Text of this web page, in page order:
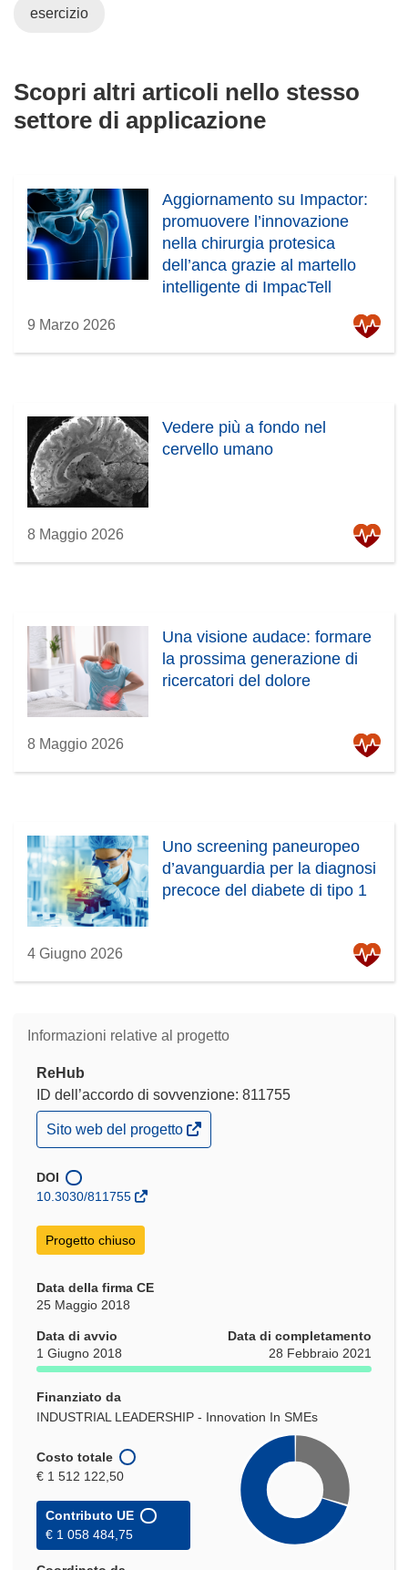
esercizio
Scopri altri articoli nello stesso
settore di applicazione
Aggiornamento su Impactor:
promuovere l’innovazione
nella chirurgia protesica
dell’anca grazie al martello
intelligente di ImpacTell
9 Marzo 2026
Vedere più a fondo nel
cervello umano
8 Maggio 2026
Una visione audace: formare
la prossima generazione di
ricercatori del dolore
8 Maggio 2026
Uno screening paneuropeo
d’avanguardia per la diagnosi
precoce del diabete di tipo 1
4 Giugno 2026
Informazioni relative al progetto
ReHub
ID dell’accordo di sovvenzione: 811755
(si
apre
una
nuova
Sito web del progetto
DOI
10.3030/811755
Progetto chiuso
Data della firma CE
25 Maggio 2018
Data di avvio
1 Giugno 2018
Data di completamento
28 Febbraio 2021
Finanziato da
INDUSTRIAL LEADERSHIP - Innovation In SMEs
Costo totale
€ 1 512 122,50
Contributo UE
€ 1 058 484,75